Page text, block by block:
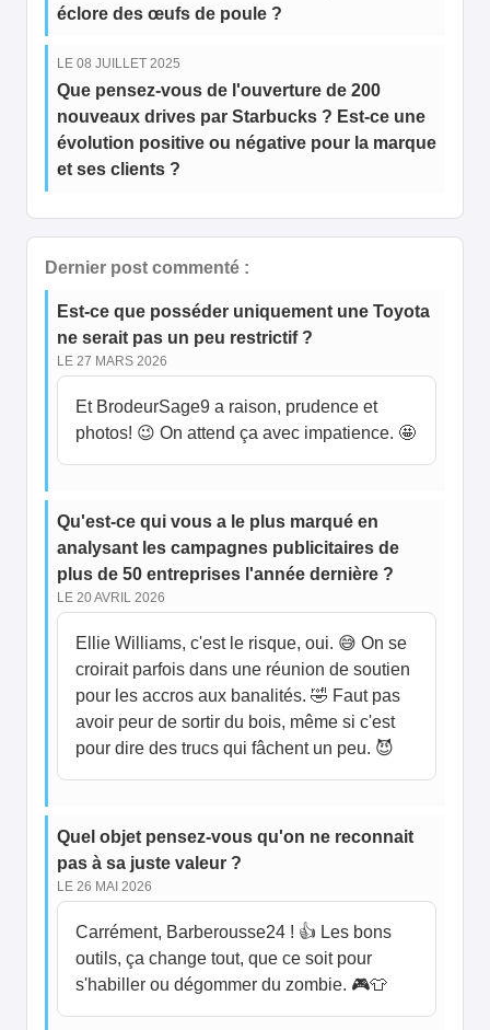
éclore des œufs de poule ?
LE 08 JUILLET 2025
Que pensez-vous de l'ouverture de 200
nouveaux drives par Starbucks ? Est-ce une
évolution positive ou négative pour la marque
et ses clients ?
Dernier post commenté :
Est-ce que posséder uniquement une Toyota
ne serait pas un peu restrictif ?
LE 27 MARS 2026
Et BrodeurSage9 a raison, prudence et
photos! 😉 On attend ça avec impatience. 🤩
Qu'est-ce qui vous a le plus marqué en
analysant les campagnes publicitaires de
plus de 50 entreprises l'année dernière ?
LE 20 AVRIL 2026
Ellie Williams, c'est le risque, oui. 😅 On se
croirait parfois dans une réunion de soutien
pour les accros aux banalités. 🤣 Faut pas
avoir peur de sortir du bois, même si c'est
pour dire des trucs qui fâchent un peu. 😈
Quel objet pensez-vous qu'on ne reconnait
pas à sa juste valeur ?
LE 26 MAI 2026
Carrément, Barberousse24 ! 👍 Les bons
outils, ça change tout, que ce soit pour
s'habiller ou dégommer du zombie. 🎮👕